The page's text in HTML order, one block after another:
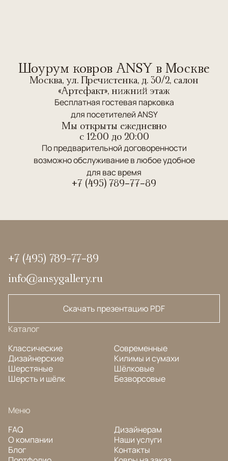
Шоурум ковров ANSY в Москве
Москва, ул. Пречистенка, д. 30/2, салон
«Артефакт», нижний этаж
Бесплатная гостевая парковка
для посетителей ANSY
Мы открыты ежедневно
c 12:00 до 20:00
По предварительной договоренности
возможно обслуживание в любое удобное
для вас время
+7 (495) 789-77-89
+7 (495) 789-77-89
info@ansygallery.ru
Скачать презентацию PDF
Каталог
Классические
Дизайнерские
Шерстяные
Шерсть и шёлк
Современные
Килимы и сумахи
Шёлковые
Безворсовые
Меню
FAQ
О компании
Блог
Дизайнерам
Наши услуги
Контакты